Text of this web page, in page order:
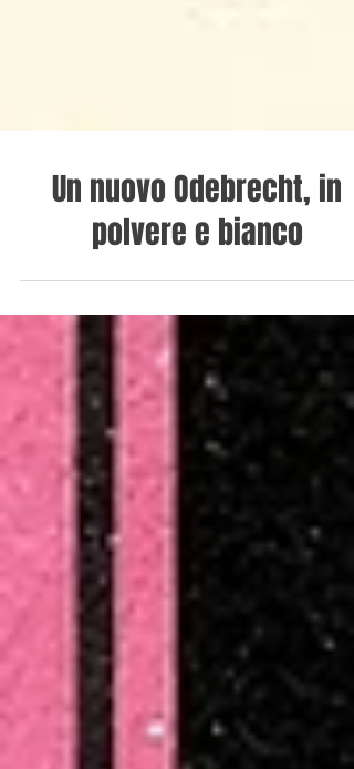
Un nuovo Odebrecht, in
polvere e bianco